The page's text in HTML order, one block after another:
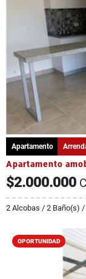
Apartamento
$2.000.000
2 Alcobas / 2 Baño(s) /
OPORTUNIDAD